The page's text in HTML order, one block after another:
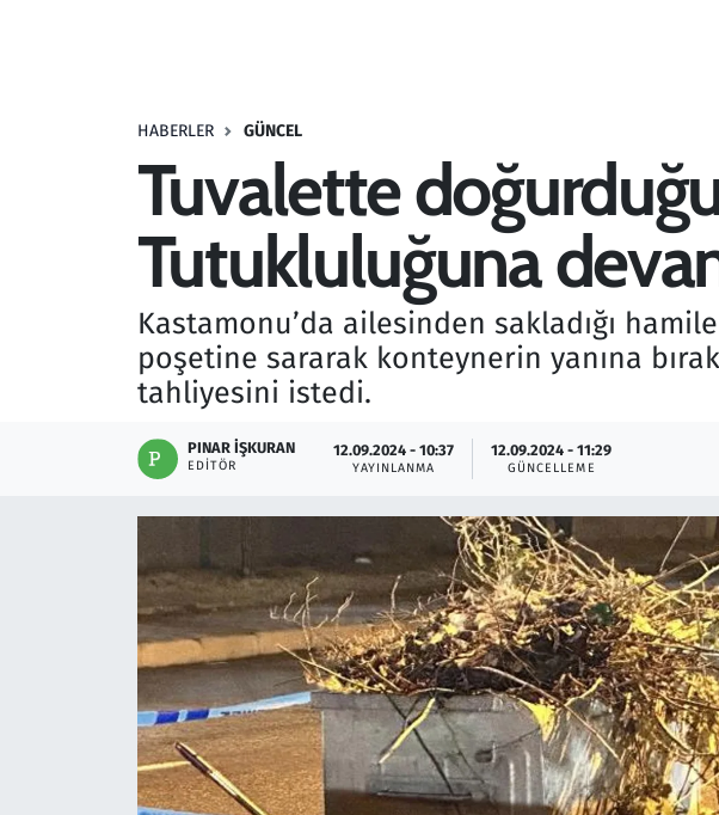
HABERLER GÜNCEL
Tuvalette
Tutukluluğuna
Kastamonu’da ailesinden sakladığı
poşetine sararak konteynerin yanına
tahliyesini istedi.
PINAR İŞKURAN
EDITÖR
12.09.2024 - 10:37
YAYINLANMA
12.09.2024 - 11:29
GÜNCELLEME
Savunma Sanayi
Televizyon